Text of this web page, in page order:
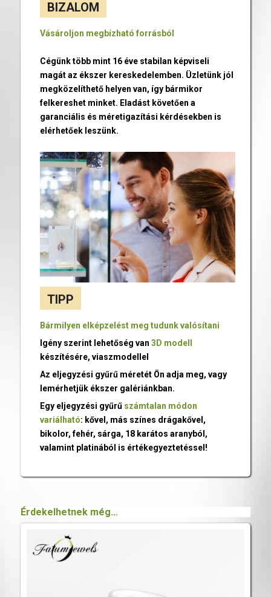
BIZALOM
Vásároljon megbízható forrásból
Cégünk több mint 16 éve stabilan képviseli
magát az ékszer kereskedelemben. Üzletünk jól
megközelíthető helyen van, így bármikor
felkereshet minket. Eladást követően a
garanciális és méretigazítási kérdésekben is
elérhetőek leszünk.
TIPP
Bármilyen elképzelést meg tudunk valósítani
Igény szerint lehetőség van 3D modell
készítésére, viaszmodellel
Az eljegyzési gyűrű méretét Ön adja meg, vagy
lemérhetjük ékszer galériánkban.
Egy eljegyzési gyűrű számtalan módon
variálható: kővel, más színes drágakővel,
bikolor, fehér, sárga, 18 karátos aranyból,
valamint platinából is értékegyeztetéssel!
Érdekelhetnek még…